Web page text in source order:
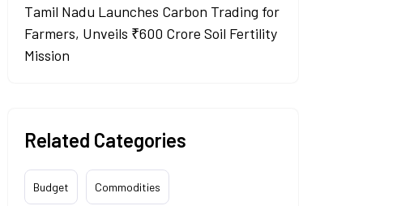
Tamil Nadu Launches Carbon Trading for
Farmers, Unveils ₹600 Crore Soil Fertility
Mission
Related Categories
Budget Commodities